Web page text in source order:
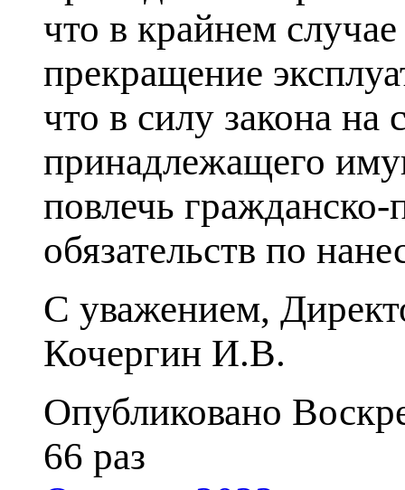
что в крайнем
прекращение
что в силу закона
принадлежащего
повлечь гражданско-
обязательств по
С уважением,
Кочергин И.В.
Опубликовано
66 раз